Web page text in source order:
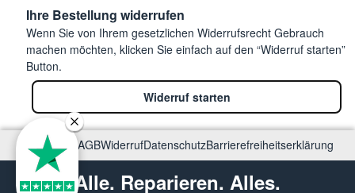
Neff
Neff
N 90 BFS4722HMC
B47FS22H0
Neff
Ihre Bestellung widerrufen
Wenn Sie von Ihrem gesetzlichen Widerrufsrecht Gebrauch
machen möchten, klicken Sie einfach auf den “Widerruf starten”
Button.
Widerruf starten
ImpressumAGBWiderrufDatenschutzBarrierefreiheitserklärung
Alle. Reparieren. Alles.